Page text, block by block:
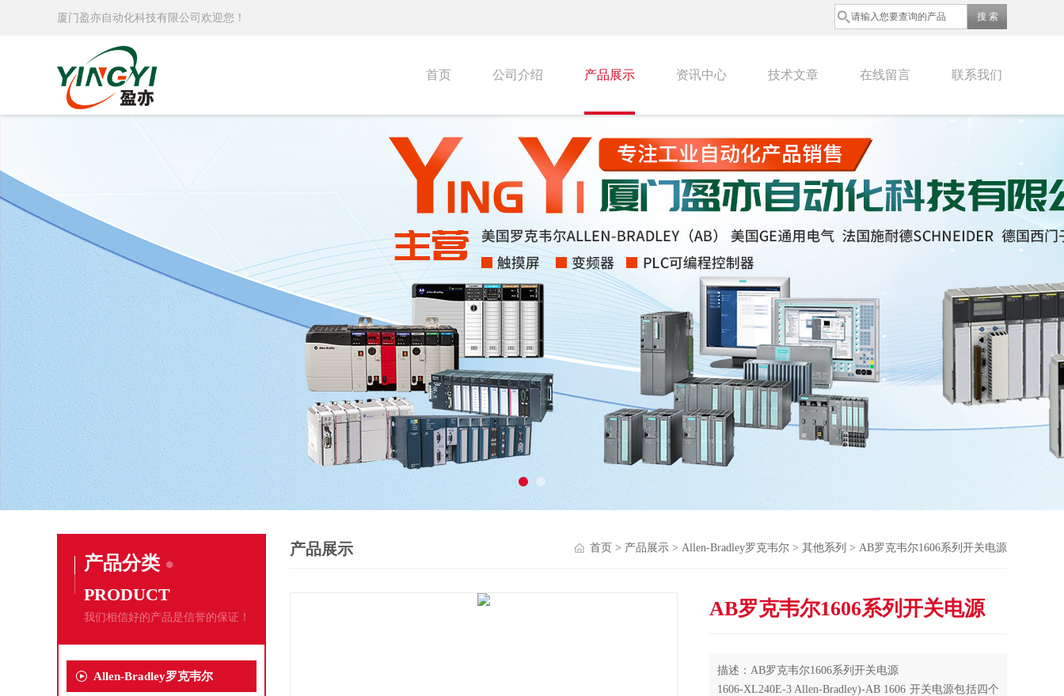
厦门盈亦自动化科技有限公司欢迎您！
首页 公司介绍 产品展示 资讯中心 技术文章 在线留言 联系我们
产品分类
PRODUCT
我们相信好的产品是信誉的保证！
Allen-Bradley罗克韦尔
产品展示 首页 > 产品展示 > Allen-Bradley罗克韦尔 > 其他系列 > AB罗克韦尔1606系列开关电源
AB罗克韦尔1606系列开关电源
描述：AB罗克韦尔1606系列开关电源
1606-XL240E-3 Allen-Bradley)-AB 1606 开关电源包括四个